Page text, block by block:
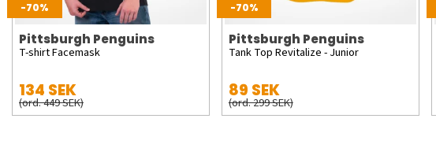
-70%
Pittsburgh Penguins
T-shirt Facemask
134 SEK
(ord. 449 SEK)
-70%
Pittsburgh Penguins
Tank Top Revitalize - Junior
89 SEK
(ord. 299 SEK)